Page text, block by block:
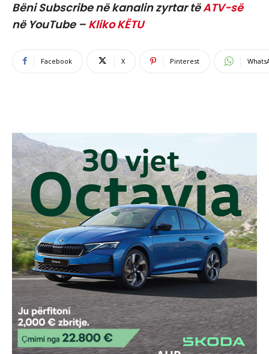
Bëni Subscribe në kanalin zyrtar tëATV-së
në YouTube – Kliko KËTU
Facebook X Pinterest